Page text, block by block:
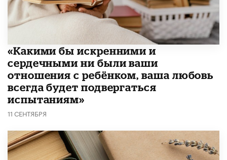
«Какими бы искренними и
сердечными ни были ваши
отношения с ребёнком, ваша любовь
всегда будет подвергаться
испытаниям»
11 СЕНТЯБРЯ